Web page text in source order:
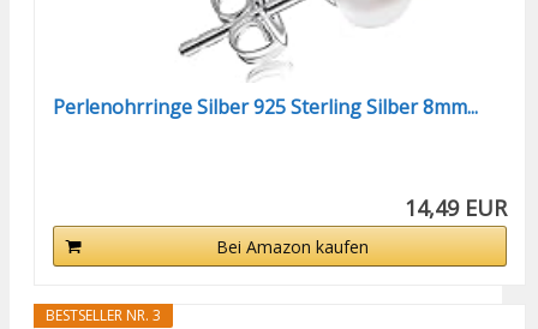
Perlenohrringe Silber 925 Sterling Silber 8mm...
14,49 EUR
Bei Amazon kaufen
BESTSELLER NR. 3